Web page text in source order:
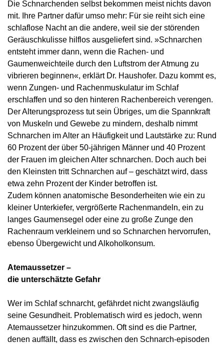
Die Schnarchenden selbst bekommen meist nichts davon
mit. Ihre Partner dafür umso mehr: Für sie reiht sich eine
schlaflose Nacht an die andere, weil sie der störenden
Geräuschkulisse hilflos ausgeliefert sind. »Schnarchen
entsteht immer dann, wenn die Rachen- und
Gaumenweichteile durch den Luftstrom der Atmung zu
vibrieren beginnen«, erklärt Dr. Haushofer. Dazu kommt es,
wenn Zungen- und Rachenmuskulatur im Schlaf
erschlaffen und so den hinteren Rachenbereich verengen.
Der Alterungsprozess tut sein Übriges, um die Spannkraft
von Muskeln und Gewebe zu mindern, deshalb nimmt
Schnarchen im Alter an Häufigkeit und Lautstärke zu: Rund
60 Prozent der über 50-jährigen Männer und 40 Prozent
der Frauen im gleichen Alter schnarchen. Doch auch bei
den Kleinsten tritt Schnarchen auf – geschätzt wird, dass
etwa zehn Prozent der Kinder betroffen ist.
Zudem können anatomische Besonderheiten wie ein zu
kleiner Unterkiefer, vergrößerte Rachenmandeln, ein zu
langes Gaumensegel oder eine zu große Zunge den
Rachenraum verkleinern und so Schnarchen hervorrufen,
ebenso Übergewicht und Alkoholkonsum.
Atemaussetzer –
die unterschätzte Gefahr
Wer im Schlaf schnarcht, gefährdet nicht zwangsläufig
seine Gesundheit. Problematisch wird es jedoch, wenn
Atemaussetzer hinzukommen. Oft sind es die Partner,
denen auffällt, dass es zwischen den Schnarch-episoden